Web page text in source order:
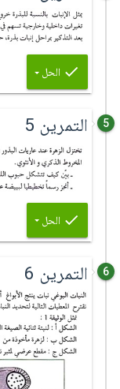
الحل
5 التمرين 5
الحل
6 التمرين 6